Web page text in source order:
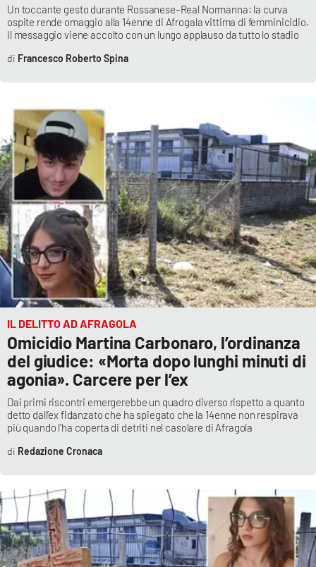
Good Morning Vietnam
Parchi Marini Calabria
Imprese Di Calabria
Le perfidie di Antonella Grippo
Venti di comunicazione
STREAMING
LaC TV
LaC Network
LaC OnAir
EDIZIONI
LOCALI
Catanzaro
Vibo Valentia
Reggio Calabria
Un toccante gesto durante Rossanese–Real Normanna: la curva
ospite rende omaggio alla 14enne di Afrogala vittima di femminicidio.
Il messaggio viene accolto con un lungo applauso da tutto lo stadio
Francesco Roberto Spina
IL DELITTO AD AFRAGOLA
Omicidio Martina Carbonaro, l’ordinanza
del giudice: «Morta dopo lunghi minuti di
agonia». Carcere per l’ex
Dai primi riscontri emergerebbe un quadro diverso rispetto a quanto
detto dall’ex fidanzato che ha spiegato che la 14enne non respirava
più quando l'ha coperta di detriti nel casolare di Afragola
Redazione Cronaca